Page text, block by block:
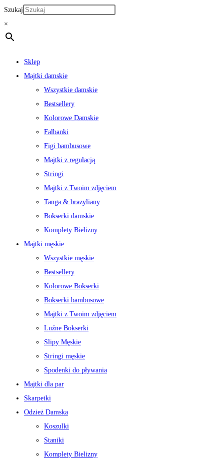
Szukaj
×
Sklep
Majtki damskie
Wszystkie damskie
Bestsellery
Kolorowe Damskie
Falbanki
Figi bambusowe
Majtki z regulacją
Stringi
Majtki z Twoim zdjęciem
Tanga & brazyliany
Bokserki damskie
Komplety Bielizny
Majtki męskie
Wszystkie męskie
Bestsellery
Kolorowe Bokserki
Bokserki bambusowe
Majtki z Twoim zdjęciem
Luźne Bokserki
Slipy Męskie
Stringi męskie
Spodenki do pływania
Majtki dla par
Skarpetki
Odzież Damska
Koszulki
Staniki
Komplety Bielizny